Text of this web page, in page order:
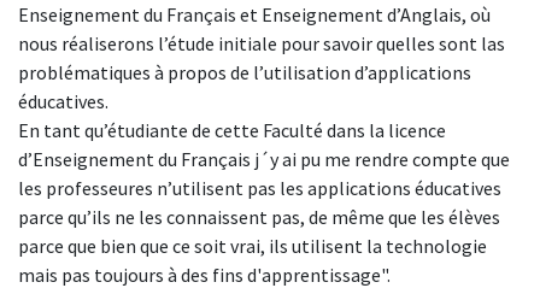
Enseignement du Français et Enseignement d’Anglais, où
nous réaliserons l’étude initiale pour savoir quelles sont las
problématiques à propos de l’utilisation d’applications
éducatives.
En tant qu’étudiante de cette Faculté dans la licence
d’Enseignement du Français j´y ai pu me rendre compte que
les professeures n’utilisent pas les applications éducatives
parce qu’ils ne les connaissent pas, de même que les élèves
parce que bien que ce soit vrai, ils utilisent la technologie
mais pas toujours à des fins d'apprentissage".